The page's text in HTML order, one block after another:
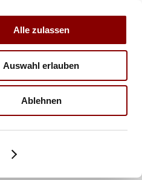
Alle zulassen
Auswahl erlauben
Ablehnen
TRAINER